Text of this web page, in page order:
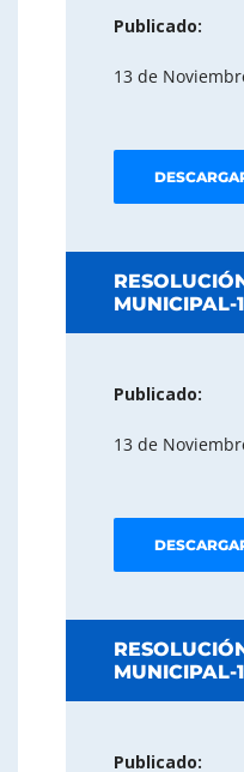
Publicado:
13 de
MUNICIPAL-
Publicado:
13 de
MUNICIPAL-
Publicado: